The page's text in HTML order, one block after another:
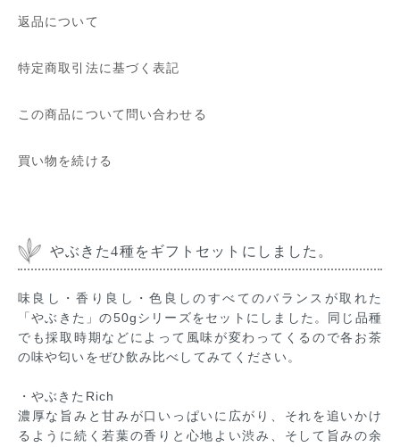
返品について
特定商取引法に基づく表記
この商品について問い合わせる
買い物を続ける
やぶきた4種をギフトセットにしました。
味良し・香り良し・色良しのすべてのバランスが取れた
「やぶきた」の50gシリーズをセットにしました。同じ品種
でも採取時期などによって風味が変わってくるので各お茶
の味や匂いをぜひ飲み比べしてみてください。
・やぶきたRich
濃厚な旨みと甘みが口いっぱいに広がり、それを追いかけ
るように続く若葉の香りと心地よい渋み、そして旨みの余